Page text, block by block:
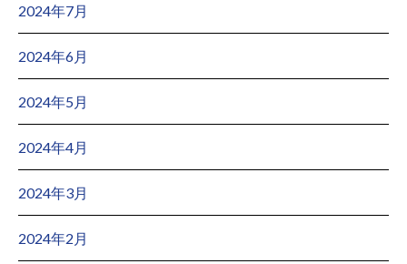
2024年7月
2024年6月
2024年5月
2024年4月
2024年3月
2024年2月